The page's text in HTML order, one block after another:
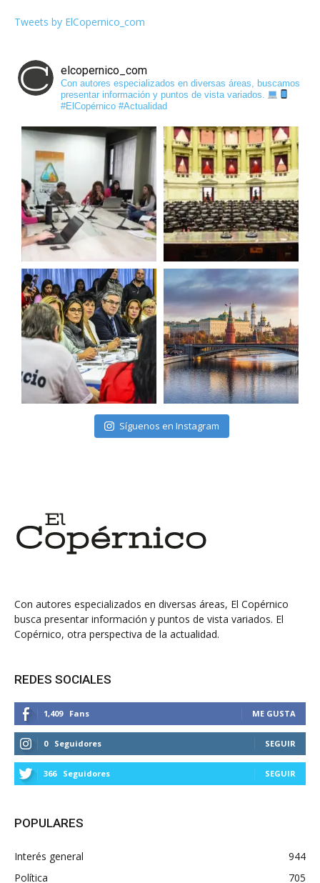
Tweets by ElCopernico_com
elcopernico_com
Con autores especializados en diversas áreas, buscamos
presentar información y puntos de vista variados.
#ElCopérnico #Actualidad
Síguenos en Instagram
Con autores especializados en diversas áreas, El Copérnico
busca presentar información y puntos de vista variados. El
Copérnico, otra perspectiva de la actualidad.
REDES SOCIALES
1,409 Fans ME GUSTA
0 Seguidores SEGUIR
366 Seguidores SEGUIR
POPULARES
Interés general
944
Política
705